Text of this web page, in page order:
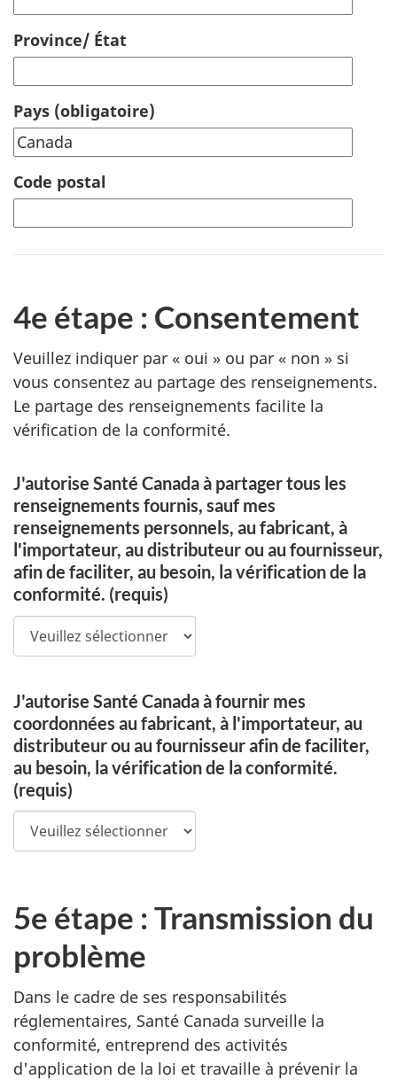
Province/ État
Pays (obligatoire)
Code postal
4e étape : Consentement
Veuillez indiquer par « oui » ou par « non » si
vous consentez au partage des renseignements.
Le partage des renseignements facilite la
vérification de la conformité.
J'autorise Santé Canada à partager tous les
renseignements fournis, sauf mes
renseignements personnels, au fabricant, à
l'importateur, au distributeur ou au fournisseur,
afin de faciliter, au besoin, la vérification de la
conformité. (requis)
J'autorise Santé Canada à fournir mes
coordonnées au fabricant, à l'importateur, au
distributeur ou au fournisseur afin de faciliter,
au besoin, la vérification de la conformité.
(requis)
5e étape : Transmission du
problème
Dans le cadre de ses responsabilités
réglementaires, Santé Canada surveille la
conformité, entreprend des activités
d'application de la loi et travaille à prévenir la